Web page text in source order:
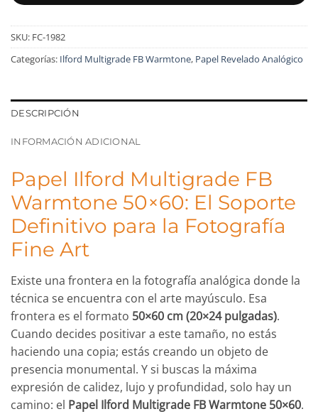
SKU: FC-1982
Categorías: Ilford Multigrade FB Warmtone, Papel Revelado Analógico
DESCRIPCIÓN
INFORMACIÓN ADICIONAL
Papel Ilford Multigrade FB
Warmtone 50×60: El Soporte
Definitivo para la Fotografía
Fine Art
Existe una frontera en la fotografía analógica donde la
técnica se encuentra con el arte mayúsculo. Esa
frontera es el formato 50×60 cm (20×24 pulgadas).
Cuando decides positivar a este tamaño, no estás
haciendo una copia; estás creando un objeto de
presencia monumental. Y si buscas la máxima
expresión de calidez, lujo y profundidad, solo hay un
camino: el Papel Ilford Multigrade FB Warmtone 50×60.